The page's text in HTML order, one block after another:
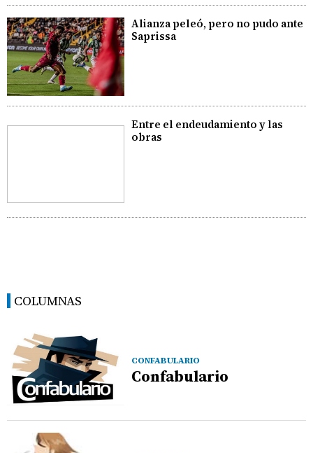
Alianza peleó, pero no pudo ante
Saprissa
Entre el endeudamiento y las
obras
COLUMNAS
CONFABULARIO
Confabulario